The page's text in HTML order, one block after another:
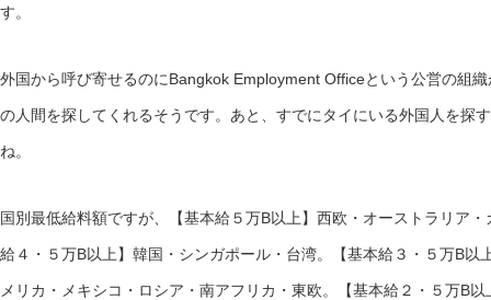
す。
外国から呼び寄せるのにBangkok Employment Officeという公営の組
の人間を探してくれるそうです。あと、すでにタイにいる外国人を探
ね。
国別最低給料額ですが、【基本給５万B以上】西欧・オーストラリア
給４・５万B以上】韓国・シンガポール・台湾。【基本給３・５万B以
メリカ・メキシコ・ロシア・南アフリカ・東欧。【基本給２・５万B